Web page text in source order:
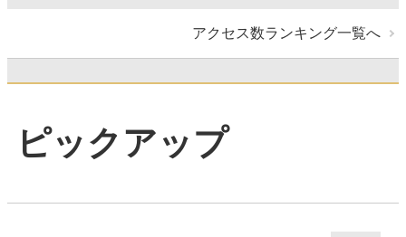
アクセス数ランキング一覧へ
ピックアップ